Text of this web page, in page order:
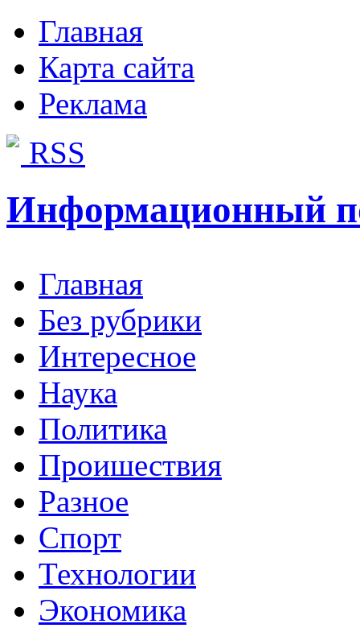
Главная
Карта сайта
Реклама
RSS
Информационный
Главная
Без рубрики
Интересное
Наука
Политика
Проишествия
Разное
Спорт
Технологии
Экономика